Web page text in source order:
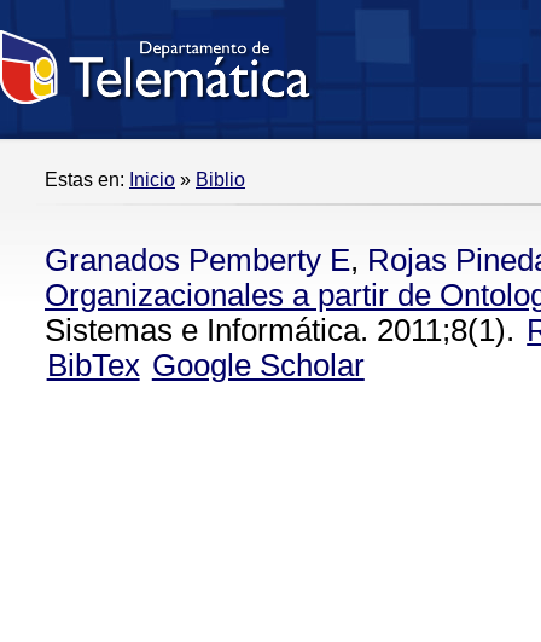
Estas en: Inicio » Biblio
Granados Pemberty E, Rojas
Organizacionales a partir de
Sistemas e Informática. 2011;8(1).
BibTex Google Scholar